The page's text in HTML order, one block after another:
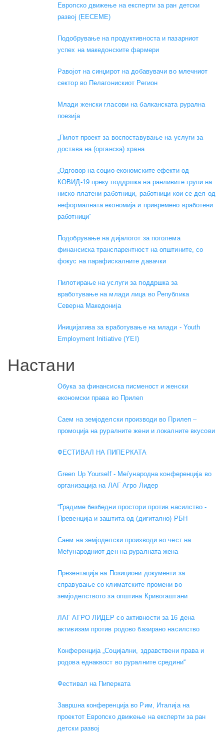
Европско движење на експерти за ран детски
развој (EECEME)
Подобрување на продуктивноста и пазарниот
успех на македонските фармери
Равојот на синџирот на добавувачи во млечниот
сектор во Пелагонискиот Регион
Mлади женски гласови на балканската рурална
поезија
„Пилот проект за воспоставување на услуги за
достава на (органска) храна
„Одговор на социо-економските ефекти од
КОВИД-19 преку поддршка на ранливите групи на
ниско-платени работници, работници кои се дел од
неформалната економија и привремено вработени
работници”
Подобрување на дијалогот за поголема
финансиска транспарентност на општините, со
фокус на парафискалните давачки
Пилотирање на услуги за поддршка за
вработување на млади лица во Република
Северна Македонија
Иницијатива за вработување на млади - Youth
Employment Initiative (YEI)
Настани
Обука за финансиска писменост и женски
економски права во Прилеп
Саем на земјоделски производи во Прилеп –
промоција на руралните жени и локалните вкусови
ФЕСТИВАЛ НА ПИПЕРКАТА
Green Up Yourself - Меѓународна конференција во
организација на ЛАГ Агро Лидер
“Градиме безбедни простори против насилство -
Превенција и заштита од (дигитално) РБН
Саем на земјоделски производи во чест на
Меѓународниот ден на руралната жена
Презентација на Позициони документи за
справување со климатските промени во
земјоделството за општина Кривогаштани
ЛАГ АГРО ЛИДЕР со активности за 16 дена
активизам против родово базирано насилство
Конференција „Социјални, здравствени права и
родова еднаквост во руралните средини“
Фестивал на Пиперката
Завршна конференција во Рим, Италија на
проектот Европско движење на експерти за ран
детски развој